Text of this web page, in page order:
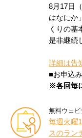
8月17日
はなにか
くりの基
是非継続
詳細は告
■お申込
※各回毎
無料ウェビ
毎週火曜
スのラン